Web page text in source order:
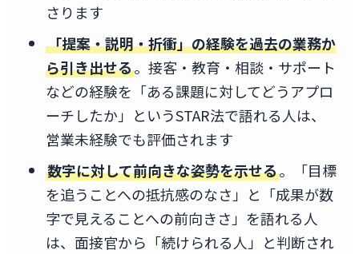
さります
「提案・説明・折衝」の経験を過去の業務か
ら引き出せる。接客・教育・相談・サポート
などの経験を「ある課題に対してどうアプロ
ーチしたか」というSTAR法で語れる人は、
営業未経験でも評価されます
数字に対して前向きな姿勢を示せる。「目標
を追うことへの抵抗感のなさ」と「成果が数
字で見えることへの前向きさ」を語れる人
は、面接官から「続けられる人」と判断され